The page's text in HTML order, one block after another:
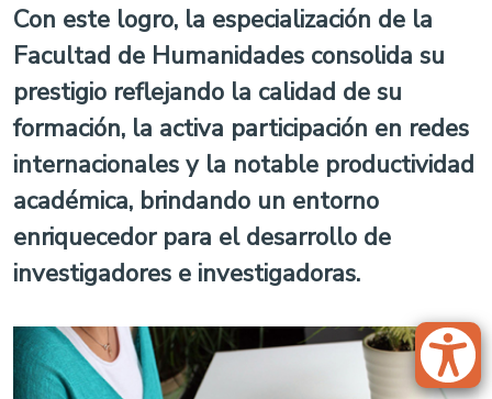
Con este logro, la especialización de la
Facultad de Humanidades consolida su
prestigio reflejando la calidad de su
formación, la activa participación en redes
internacionales y la notable productividad
académica, brindando un entorno
enriquecedor para el desarrollo de
investigadores e investigadoras.